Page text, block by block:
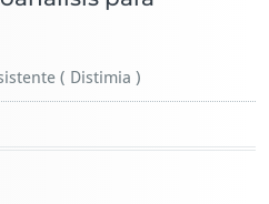
( Distimia )